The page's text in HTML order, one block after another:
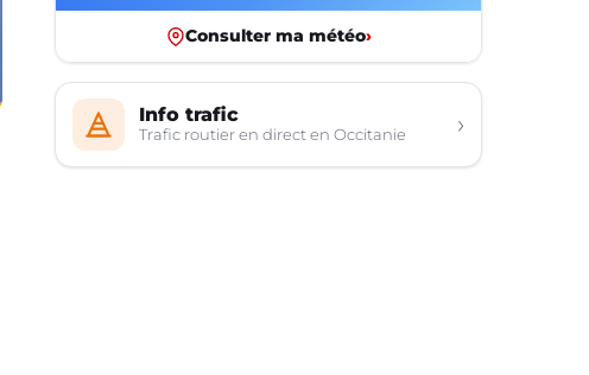
Consulter ma météo›
Info trafic
Trafic routier en direct en Occitanie ›